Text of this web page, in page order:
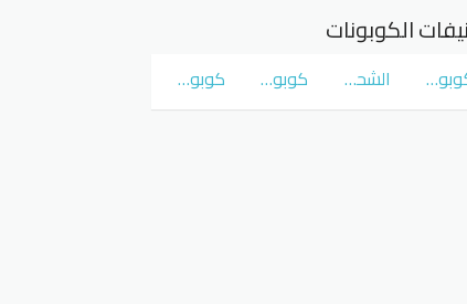
الكوبونات
كوبونات و عروض سوق كوم الشحن المجاني كوبونات و عروض نمشي Namshi كوبونات و عروض نون Noon